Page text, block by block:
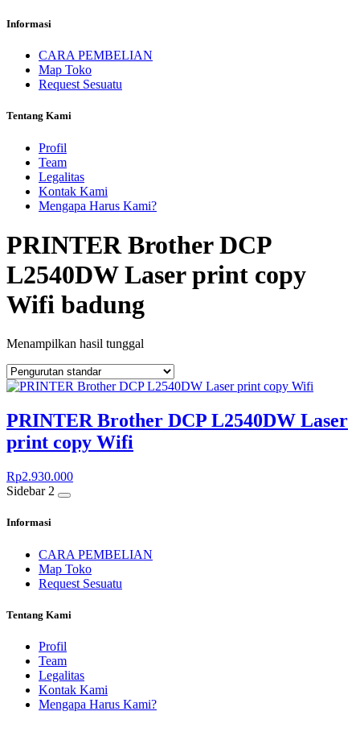
Informasi
CARA PEMBELIAN
Map Toko
Request Sesuatu
Tentang Kami
Profil
Team
Legalitas
Kontak Kami
Mengapa Harus Kami?
PRINTER Brother DCP
L2540DW Laser print copy
Wifi badung
Menampilkan hasil tunggal
PRINTER Brother DCP L2540DW Laser
print copy Wifi
Rp2.930.000
Sidebar 2
Informasi
CARA PEMBELIAN
Map Toko
Request Sesuatu
Tentang Kami
Profil
Team
Legalitas
Kontak Kami
Mengapa Harus Kami?